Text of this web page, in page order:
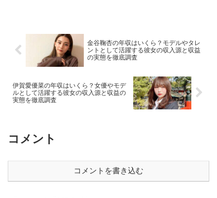
金谷鞠杏の年収はいくら？モデルやタレ
ントとして活躍する彼女の収入源と収益
の実態を徹底調査
伊賀愛優菜の年収はいくら？女優やモデ
ルとして活躍する彼女の収入源と収益の
実態を徹底調査
コメント
コメントを書き込む